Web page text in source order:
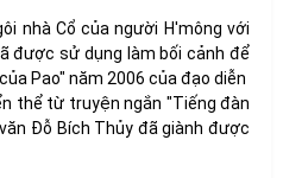
nhà Cổ của người H'mông với
được sử dụng làm bối cảnh để
Pao" năm 2006 của đạo diễn
thể từ truyện ngắn "Tiếng đàn
Đỗ Bích Thủy đã giành được